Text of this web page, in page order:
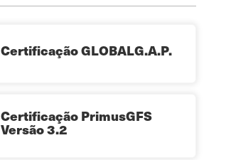
Certificação GLOBALG.A.P.
Certificação PrimusGFS
Versão 3.2